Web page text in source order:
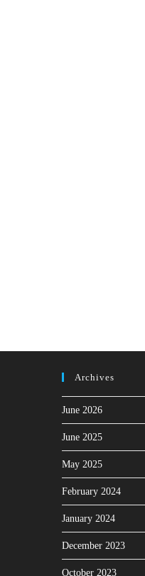
Archives
June 2026
June 2025
May 2025
February 2024
January 2024
December 2023
October 2023